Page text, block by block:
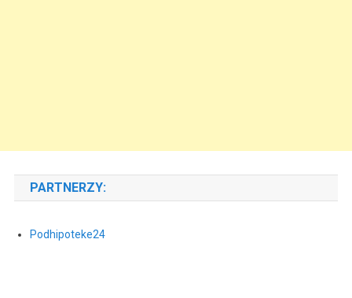
PARTNERZY:
Podhipoteke24